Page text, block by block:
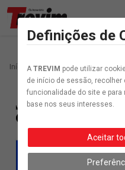
Início Cartunes O
Definições de
A TREVIM pode utilizar
de início de sessão,
funcionalidade do site e
base nos seus interesses.
Aceitar